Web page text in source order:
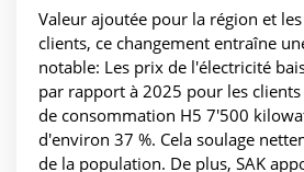
Valeur ajoutée pour la région et
clients, ce changement entraîne
notable: Les prix de l'électricité
par rapport à 2025 pour les
de consommation H5 7'500
d'environ 37 %. Cela soulage
de la population. De plus, SAK